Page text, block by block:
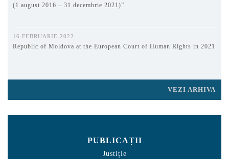
(1 august 2016 – 31 decembrie 2021)”
16 FEBRUARIE 2022
Republic of Moldova at the European Court of Human Rights in 2021
VEZI ARHIVA
PUBLICAȚII
Justiție